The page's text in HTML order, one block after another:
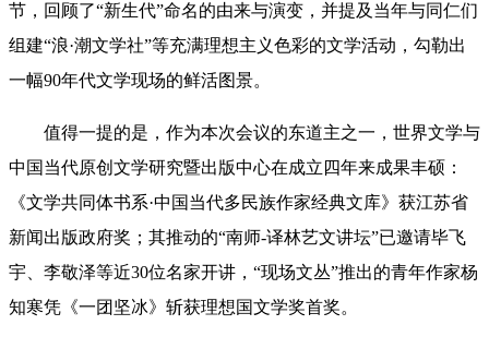
节，回顾了“新生代”命名的由来与演变，并提及当年与同仁们
组建“浪·潮文学社”等充满理想主义色彩的文学活动，勾勒出
一幅90年代文学现场的鲜活图景。
值得一提的是，作为本次会议的东道主之一，世界文学与
中国当代原创文学研究暨出版中心在成立四年来成果丰硕：
《文学共同体书系·中国当代多民族作家经典文库》获江苏省
新闻出版政府奖；其推动的“南师-译林艺文讲坛”已邀请毕飞
宇、李敬泽等近30位名家开讲，“现场文丛”推出的青年作家杨
知寒凭《一团坚冰》斩获理想国文学奖首奖。